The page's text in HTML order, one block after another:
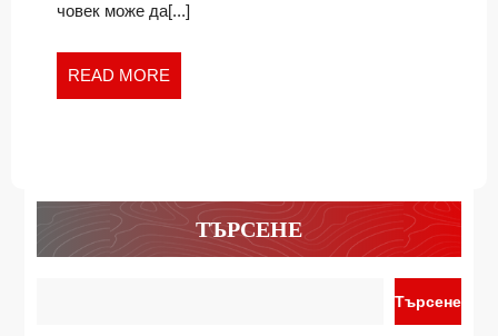
човек може да[...]
READ MORE
MORE
ТЪРСЕНЕ
Търсене